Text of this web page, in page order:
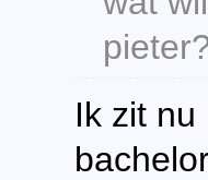
Ik zit